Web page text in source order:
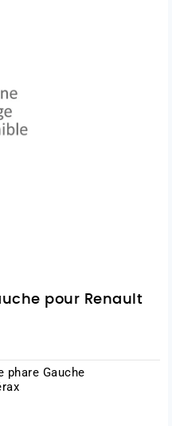
pour Renault
phare Gauche